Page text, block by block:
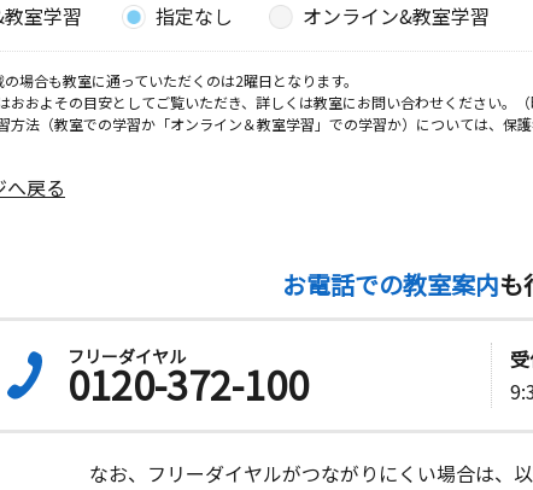
室学習
指定なし オンライン&教室学習
場合も教室に通っていただくのは2曜日となります。
およその目安としてご覧いただき、詳しくは教室にお問い合わせください。
法（教室での学習か「オンライン＆教室学習」での学習か）については、保
戻る
お電話での教室案内も
フリーダイヤル
0120-372-100
なお、フリーダイヤルがつながりにくい場合は、